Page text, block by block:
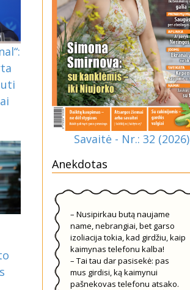
Savaitė - Nr.: 32 (2026)
Anekdotas
– Nusipirkau butą naujame
name, nebrangiai, bet garso
izoliacija tokia, kad girdžiu, kaip
kaimynas telefonu kalba!
– Tai tau dar pasisekė: pas
mus girdisi, ką kaimynui
pašnekovas telefonu atsako.